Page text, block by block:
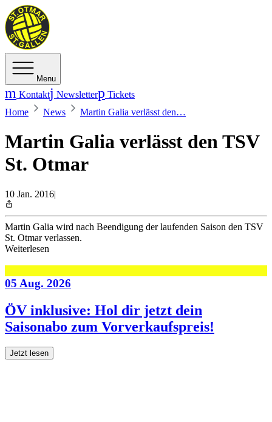
Menu
Kontakt Newsletter
Tickets
Home
News Martin Galia verlässt den…
Martin Galia verlässt den TSV
St. Otmar
10 Jan. 2016|
Martin Galia wird nach Beendigung der laufenden Saison den TSV
St. Otmar verlassen.
Weiterlesen
05 Aug. 2026
ÖV inklusive: Hol dir jetzt dein
Saisonabo zum Vorverkaufspreis!
Jetzt lesen